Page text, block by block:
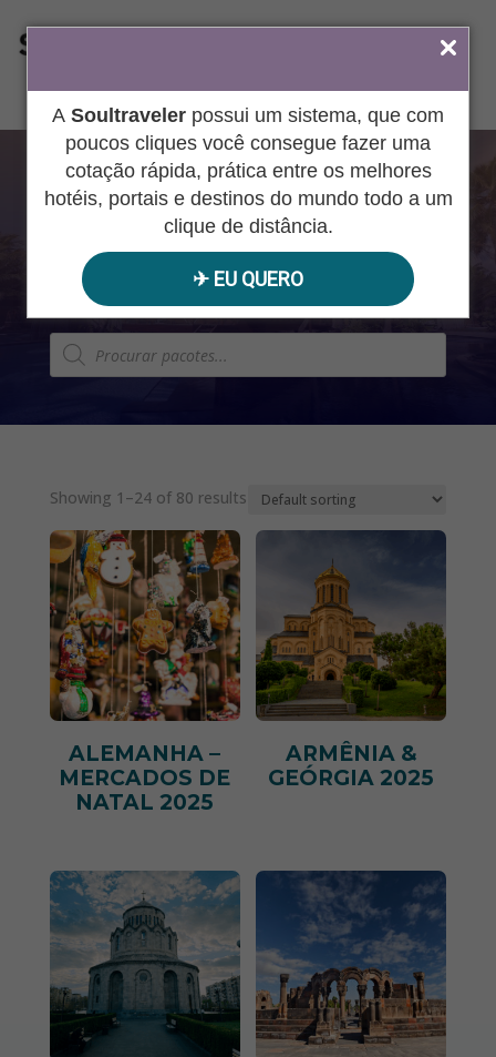
A Soultraveler possui um sistema, que com
poucos cliques você consegue fazer uma
cotação rápida, prática entre os melhores
hotéis, portais e destinos do mundo todo a um
clique de distância.
✈︎ EU QUERO
ÁREA DO AGENTE
SOUL
EXPERIENCE
Pesquisar
produtos
Showing 1–24 of 80 results
ALEMANHA –
MERCADOS DE
NATAL 2025
ARMÊNIA &
GEÓRGIA 2025